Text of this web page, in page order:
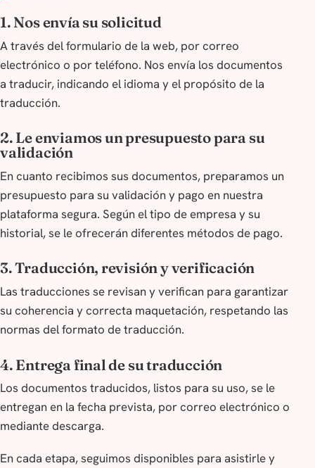
1. Nos envía su solicitud
A través del formulario de la web, por correo
electrónico o por teléfono. Nos envía los documentos
a traducir, indicando el idioma y el propósito de la
traducción.
2. Le enviamos un presupuesto para su
validación
En cuanto recibimos sus documentos, preparamos un
presupuesto para su validación y pago en nuestra
plataforma segura. Según el tipo de empresa y su
historial, se le ofrecerán diferentes métodos de pago.
3. Traducción, revisión y verificación
Las traducciones se revisan y verifican para garantizar
su coherencia y correcta maquetación, respetando las
normas del formato de traducción.
4. Entrega final de su traducción
Los documentos traducidos, listos para su uso, se le
entregan en la fecha prevista, por correo electrónico o
mediante descarga.
En cada etapa, seguimos disponibles para asistirle y